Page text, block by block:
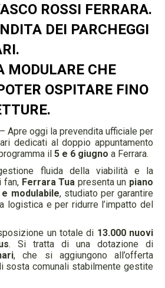
ROSSI FERRARA.
DEI PARCHEGGI
MODULARE CHE
OSPITARE FINO
– Apre oggi la prevendita ufficiale per
dedicati al doppio appuntamento
il 5 e 6 giugno a Ferrara.
fluida della viabilità e la
fan, Ferrara Tua presenta un piano
modulabile, studiato per garantire
logistica e per ridurre l’impatto del
un totale di 13.000 nuovi
. Si tratta di una dotazione di
, che si aggiungono all’offerta
sosta comunali stabilmente gestite